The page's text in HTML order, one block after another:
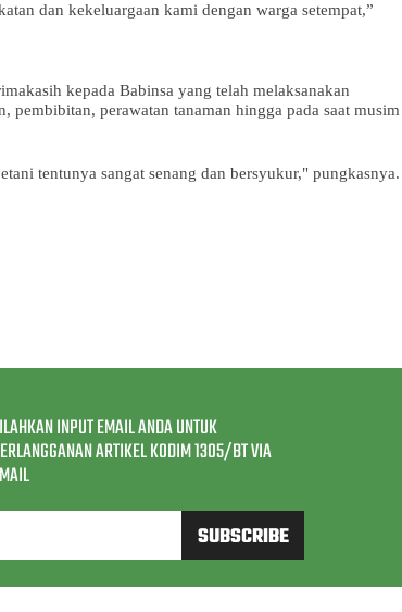
dan kekeluargaan kami dengan warga setempat,”
kepada Babinsa yang telah melaksanakan
pembibitan, perawatan tanaman hingga pada saat musim
tentunya sangat senang dan bersyukur," pungkasnya.
INPUT EMAIL ANDA UNTUK
ARTIKEL KODIM 1305/BT VIA